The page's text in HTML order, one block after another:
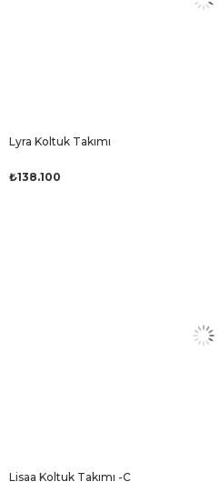
Lyra Koltuk Takımı
₺138.100
Lisaa Koltuk Takımı -C